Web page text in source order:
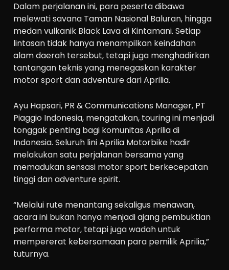
Dalam perjalanan ini, para peserta dibawa
melewati savana Taman Nasional Baluran, hingga
medan vulkanik Black Lava di Kintamani. Setiap
lintasan tidak hanya menampilkan keindahan
alam daerah tersebut, tetapi juga menghadirkan
tantangan teknis yang menegaskan karakter
motor sport dan adventure dari Aprilia.
Ayu Hapsari, PR & Communications Manager, PT
Piaggio Indonesia, mengatakan, touring ini menjadi
tonggak penting bagi komunitas Aprilia di
Indonesia. Seluruh lini Aprilia Motorbike hadir
melakukan satu perjalanan bersama yang
memadukan sensasi motor sport berkecepatan
tinggi dan adventure spirit.
“Melalui rute menantang sekaligus menawan,
acara ini bukan hanya menjadi ajang pembuktian
performa motor, tetapi juga wadah untuk
mempererat kebersamaan para pemilik Aprilia,”
tuturnya.